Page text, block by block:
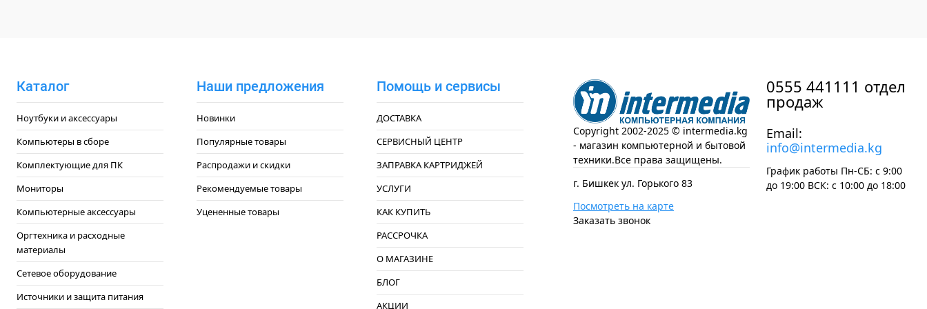
Каталог
Ноутбуки и аксессуары
Компьютеры в сборе
Комплектующие для ПК
Мониторы
Компьютерные аксессуары
Оргтехника и расходные
материалы
Сетевое оборудование
Источники и защита питания
Наши предложения
Новинки
Популярные товары
Распродажи и скидки
Рекомендуемые товары
Уцененные товары
Помощь и сервисы
ДОСТАВКА
СЕРВИСНЫЙ ЦЕНТР
ЗАПРАВКА КАРТРИДЖЕЙ
УСЛУГИ
КАК КУПИТЬ
РАССРОЧКА
О МАГАЗИНЕ
БЛОГ
АКЦИИ
Copyright 2002-2025 © intermedia.kg
- магазин компьютерной и бытовой
техники.Все права защищены.
г. Бишкек ул. Горького 83
Посмотреть на карте
Заказать звонок
0555 441111 отдел
продаж
Email:
info@intermedia.kg
График работы Пн-СБ: с 9:00
до 19:00 ВСК: с 10:00 до 18:00